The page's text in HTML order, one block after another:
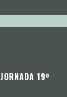
JORNADA 19º